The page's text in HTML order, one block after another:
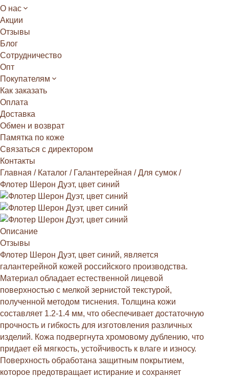
О нас
Акции
Отзывы
Блог
Сотрудничество
Опт
Покупателям
Как заказать
Оплата
Доставка
Обмен и возврат
Памятка по коже
Связаться с директором
Контакты
Главная / Каталог / Галантерейная /Для сумок /
Флотер Шерон Дуэт, цвет синий
Описание
Отзывы
Флотер Шерон Дуэт, цвет синий, является
галантерейной кожей российского производства.
Материал обладает естественной лицевой
поверхностью с мелкой зернистой текстурой,
полученной методом тиснения. Толщина кожи
составляет 1.2-1.4 мм, что обеспечивает достаточную
прочность и гибкость для изготовления различных
изделий. Кожа подвергнута хромовому дублению, что
придает ей мягкость, устойчивость к влаге и износу.
Поверхность обработана защитным покрытием,
которое предотвращает истирание и сохраняет